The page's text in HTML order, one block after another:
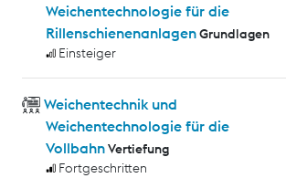
Weichentechnologie für die
RillenschienenanlagenGrundlagen
Einsteiger
Weichentechnik und
Weichentechnologie für die
VollbahnVertiefung
Fortgeschritten